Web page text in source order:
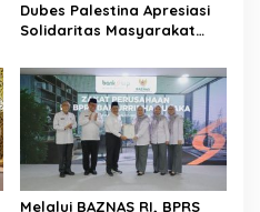
Dubes Palestina Apresiasi
Solidaritas Masyarakat
Melalui BAZNAS RI, BPRS